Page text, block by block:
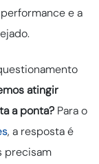
e a
atingir
a ponta? Para o
, a resposta é
precisam